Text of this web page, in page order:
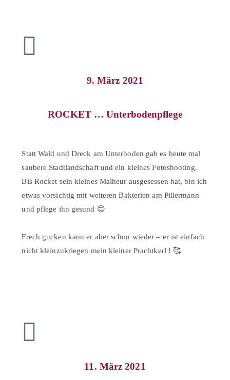
9. März 2021
ROCKET … Unterbodenpflege
Statt Wald und Dreck am Unterboden gab es heute mal
saubere Stadtlandschaft und ein kleines Fotoshooting.⠀
Bis Rocket sein kleines Malheur ausgesessen hat, bin ich
etwas vorsichtig mit weiteren Bakterien am Pillermann
und pflege ihn gesund 😊⠀
Frech gucken kann er aber schon wieder – er ist einfach
nicht kleinzukriegen mein kleiner Prachtkerl ! 🥰⠀
11. März 2021